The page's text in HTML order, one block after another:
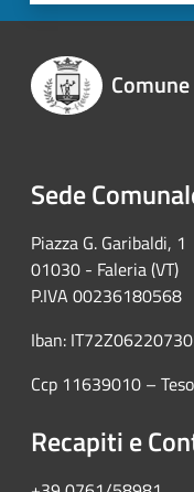
Sede
Piazza G. Garibaldi, 1
01030 - Faleria (VT)
P.IVA 00236180568
Iban:
Ccp 11639010 –
Recapiti e